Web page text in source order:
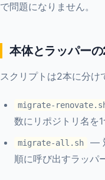
で問題になりません。
本体とラッパー
スクリプトは2本に分け
migrate-
数にリポジトリ名を
migrate-all.sh
—
順に呼び出すラッパ